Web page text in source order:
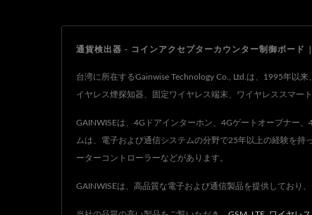
通貨検出器 - コインアクセプターカウンター制御ボ
台湾に所在するGainwise Technology Co., Ltd.は、1995年以
イヤレス煙探知器、固定ワイヤレス端末、ワイヤレススマー
GAINWISEは、4Gドアインターホン、4Gゲートオープナー
ムは、電子および通信システムの分野で25年以上の経験を
ーターコントローラーなどがあります。
GAINWISEは、高品質な電子および通信製品を提供しており